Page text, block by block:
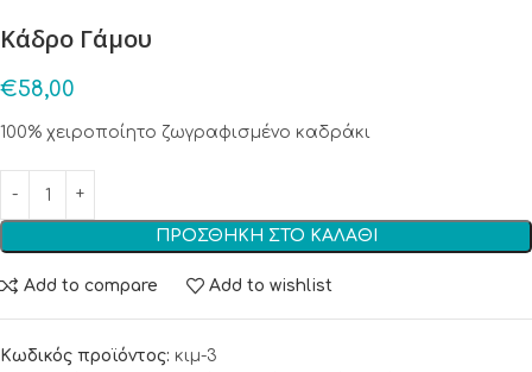
Κάδρο Γάμου
€58,00
100% χειροποίητο ζωγραφισμένο καδράκι
ΠΡΟΣΘΉΚΗ ΣΤΟ ΚΑΛΆΘΙ
Add to compare Add to wishlist
Κωδικός προϊόντος: κιμ-3